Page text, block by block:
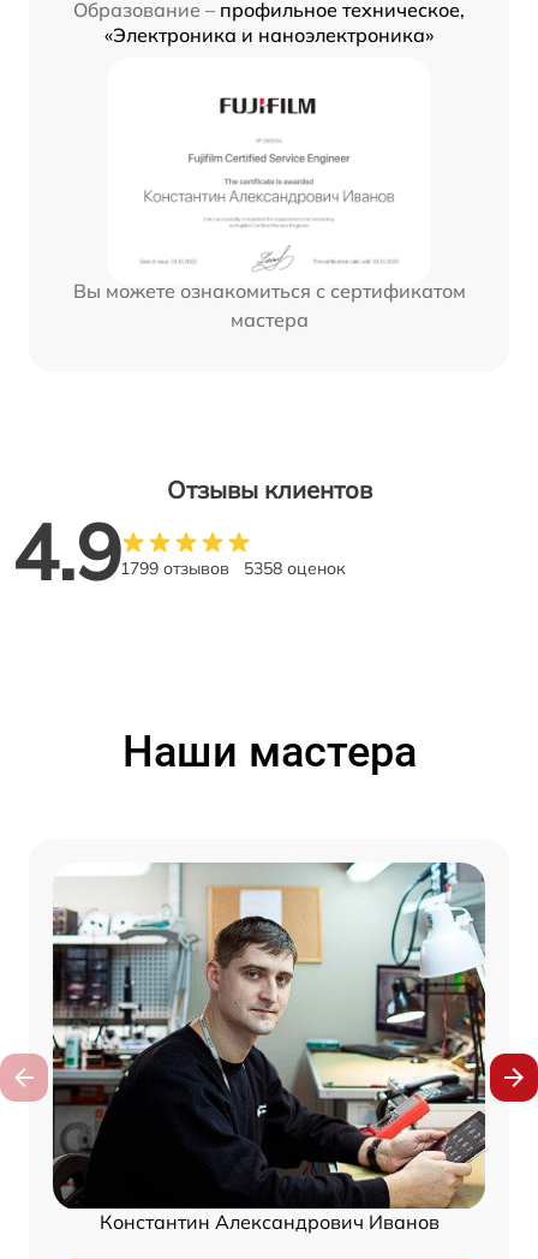
Образование – профильное техническое,
«Электроника и наноэлектроника»
Вы можете ознакомиться с сертификатом
мастера
Отзывы клиентов
4.91799 отзывов 5358 оценок
Наши мастера
Константин Александрович Иванов